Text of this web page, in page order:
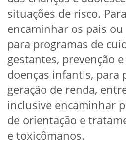
situações de risco.
encaminhar os pais
para programas de
gestantes, prevenção
doenças infantis, para
geração de renda,
inclusive encaminhar
de orientação e
e toxicômanos.